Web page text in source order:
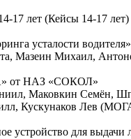
17 лет (Кейсы 14-17 лет)
усталости
Мазеин Михаил,
от НАЗ «СОКОЛ»
Маковкин Семён,
Кускунаков Лев
устройство для